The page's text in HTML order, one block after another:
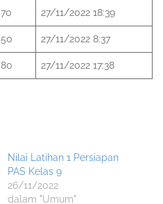
70 27/11/2022 18:39
50 27/11/2022 8:37
80 27/11/2022 17:38
Nilai Latihan 1 Persiapan
PAS Kelas 9
26/11/2022
dalam "Umum"